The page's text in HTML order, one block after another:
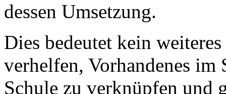
dessen Umsetzung.
Dies bedeutet kein
verhelfen, Vorhandenes im
Schule zu verknüpfen und